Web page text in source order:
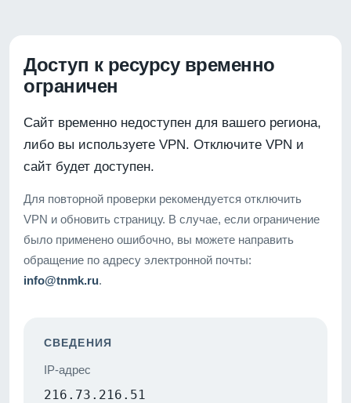
Доступ к ресурсу временно
ограничен
Сайт временно недоступен для вашего региона,
либо вы используете VPN. Отключите VPN и
сайт будет доступен.
Для повторной проверки рекомендуется отключить
VPN и обновить страницу. В случае, если ограничение
было применено ошибочно, вы можете направить
обращение по адресу электронной почты:
info@tnmk.ru.
СВЕДЕНИЯ
IP-адрес
216.73.216.51